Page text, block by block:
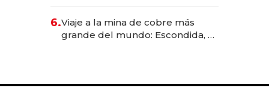
6.Viaje a la mina de cobre más
grande del mundo: Escondida, el